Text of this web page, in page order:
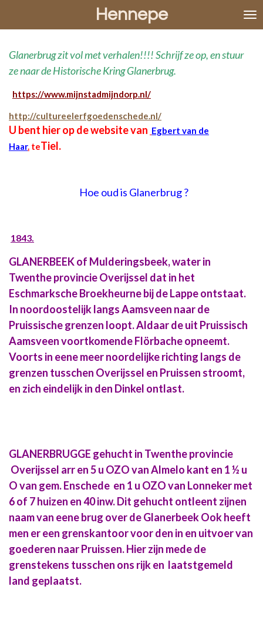
de
hoofdinhoud
Hennepe
Glanerbrug zitvol met verhalen!!!! Schrijf ze op, en stuur
ze naar de Historische Kring Glanerbrug.
https://www.mijnstadmijndorp.nl/
http://cultureelerfgoedenschede.nl/
U bent hier op de website van Egbert van de
Haar. teTiel.
Hoe oud is Glanerbrug ?
1843.
GLANERBEEK of Mulderingsbeek, water in
Twenthe provincie Overijssel dat in het
Eschmarksche Broekheurne bij de Lappe ontstaat.
In noordoostelijk langs Aamsveen naar de
Pruissische grenzen loopt. Aldaar de uit Pruissisch
Aamsveen voortkomende Flörbache opneemt.
Voorts in eene meer noordelijke richting langs de
grenzen tusschen Overijssel en Pruissen stroomt,
en zich eindelijk in den Dinkel ontlast.
GLANERBRUGGE gehucht in Twenthe provincie
Overijssel arr en 5 u OZO van Almelo kant en 1 ½ u
O van gem. Enschede en 1 u OZO van Lonneker met
6 of 7 huizen en 40 inw. Dit gehucht ontleent zijnen
naam van eene brug over de Glanerbeek Ook heeft
men er een grenskantoor voor den in en uitvoer van
goederen naar Pruissen. Hier zijn mede de
grenstekens tusschen ons rijk en laatstgemeld
land geplaatst.